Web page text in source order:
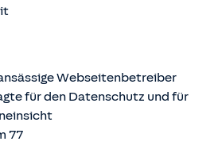
Webseitenbetreiber
für den Datenschutz und für
77